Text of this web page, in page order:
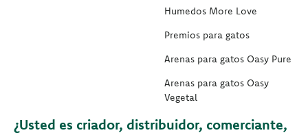
Humedos More Love
Premios para gatos
Arenas para gatos Oasy Pure
Arenas para gatos Oasy
Vegetal
¿Usted es criador, distribuidor, comerciante,